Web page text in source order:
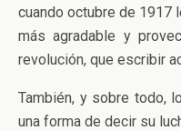
cuando octubre de 1917
más agradable y
revolución, que escribir
También, y sobre todo,
una forma de decir su